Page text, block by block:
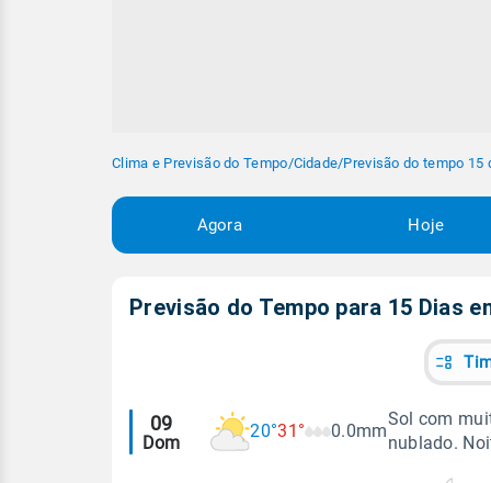
Clima e Previsão do Tempo/Cidade/Previsão do tempo 15
Agora Hoje
Previsão do Tempo para 15 Dias
Alertas
meteorológicos
09
Dom
20°31° 0.0mm
Sol com
nublado.